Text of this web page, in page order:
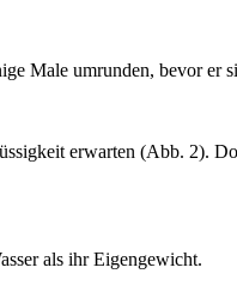
Male umrunden, bevor er
erwarten (Abb. 2).
als ihr Eigengewicht.